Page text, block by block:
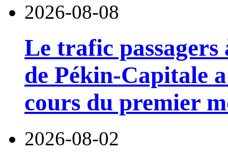
2026-08-08
Le trafic
de Pékin-Capitale
cours du premier
2026-08-02